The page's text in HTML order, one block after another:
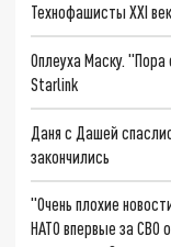
Технофашисты XXI
Оплеуха Маску.
Starlink
Даня с Дашей
закончились
"Очень плохие
НАТО впервые за СВО